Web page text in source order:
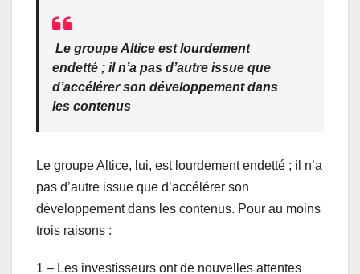
Le groupe Altice est lourdement
endetté ; il n’a pas d’autre issue que
d’accélérer son développement dans
les contenus
Le groupe Altice, lui, est lourdement endetté ; il n’a
pas d’autre issue que d’accélérer son
développement dans les contenus. Pour au moins
trois raisons :
1 – Les investisseurs ont de nouvelles attentes